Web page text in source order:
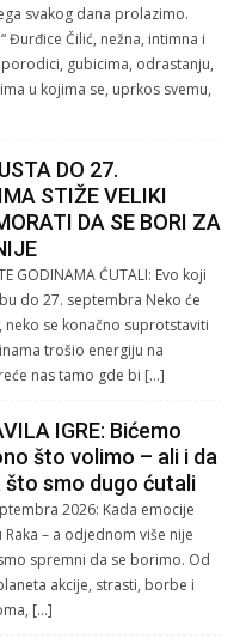
svakog dana prolazimo.
Đurđice Čilić, nežna, intimna i
gubicima, odrastanju,
u kojima se, uprkos svemu,
DO 27.
STIŽE VELIKI
DA SE BORI ZA
GODINAMA ĆUTALI: Evo koji
do 27. septembra Neko će
se konačno suprotstaviti
trošio energiju na
nas tamo gde bi […]
IGRE: Bićemo
što volimo – ali i da
smo dugo ćutali
2026: Kada emocije
– a odjednom više nije
spremni da se borimo. Od
akcije, strasti, borbe i
[…]